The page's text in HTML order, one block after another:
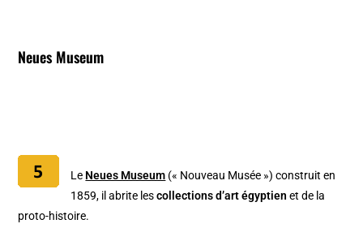
Neues Museum
Le Neues Museum (« Nouveau Musée ») construit en
1859, il abrite lescollections d’art égyptien et de la
proto-histoire.